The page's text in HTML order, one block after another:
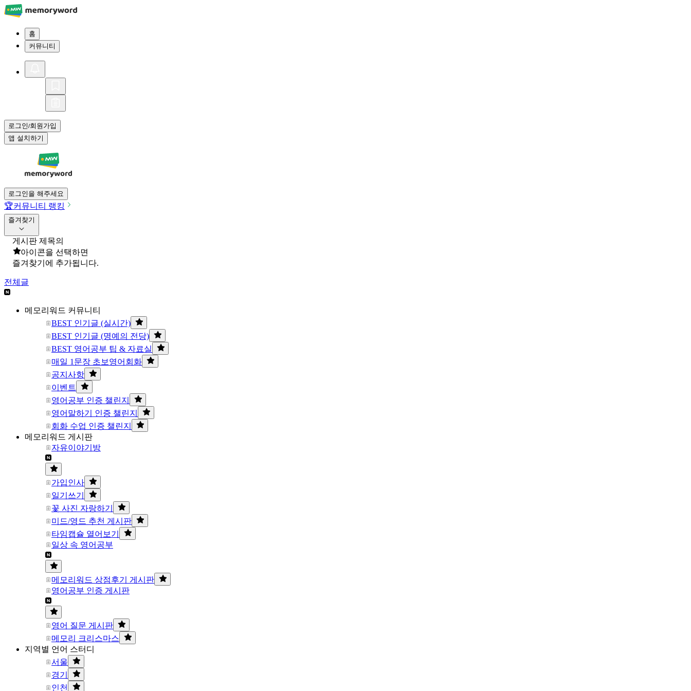
홈
커뮤니티
로그인/회원가입
앱 설치하기
로그인을 해주세요
🏆커뮤니티 랭킹
즐겨찾기
게시판 제목의
아이콘을 선택하면
즐겨찾기에 추가됩니다.
전체글
메모리워드 커뮤니티
BEST 인기글 (실시간)
BEST 인기글 (명예의 전당)
BEST 영어공부 팁 & 자료실
매일 1문장 초보영어회화
공지사항
이벤트
영어공부 인증 챌린지
영어말하기 인증 챌린지
회화 수업 인증 챌린지
메모리워드 게시판
자유이야기방
가입인사
일기쓰기
꽃 사진 자랑하기
미드/영드 추천 게시판
타임캡슐 열어보기
일상 속 영어공부
메모리워드 상점후기 게시판
영어공부 인증 게시판
영어 질문 게시판
메모리 크리스마스
지역별 언어 스터디
서울
경기
인천